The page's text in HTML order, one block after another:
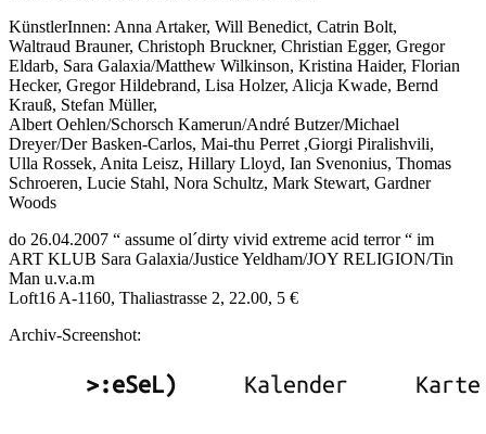
KünstlerInnen: Anna Artaker, Will Benedict, Catrin Bolt,
Waltraud Brauner, Christoph Bruckner, Christian Egger, Gregor
Eldarb, Sara Galaxia/Matthew Wilkinson, Kristina Haider, Florian
Hecker, Gregor Hildebrand, Lisa Holzer, Alicja Kwade, Bernd
Krauß, Stefan Müller,
Albert Oehlen/Schorsch Kamerun/André Butzer/Michael
Dreyer/Der Basken-Carlos, Mai-thu Perret ,Giorgi Piralishvili,
Ulla Rossek, Anita Leisz, Hillary Lloyd, Ian Svenonius, Thomas
Schroeren, Lucie Stahl, Nora Schultz, Mark Stewart, Gardner
Woods
do 26.04.2007 “ assume ol´dirty vivid extreme acid terror “ im
ART KLUB Sara Galaxia/Justice Yeldham/JOY RELIGION/Tin
Man u.v.a.m
Loft16 A-1160, Thaliastrasse 2, 22.00, 5 €
Archiv-Screenshot: